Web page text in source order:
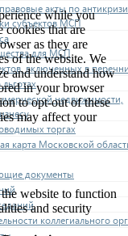
акты по
субъектов МСП
для МСП
включенных в
недвижимости,
торгах
карта Московской
документы
коллегиального
while you
cookies that are
as they are
of the website. We
and understand how
in your browser
to opt-out of these
may affect your
website to function
and security